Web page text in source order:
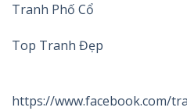
Tranh Phố Cổ
Top Tranh Đẹp
https://www.facebook.com/